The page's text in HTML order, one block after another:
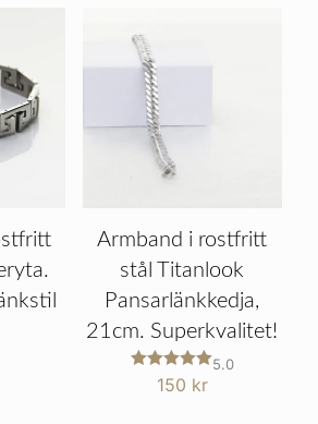
Armband i rostfritt
stål Titanlook
Pansarlänkkedja,
21cm. Superkvalitet!
Betygsatt
5
5.0
150 kr